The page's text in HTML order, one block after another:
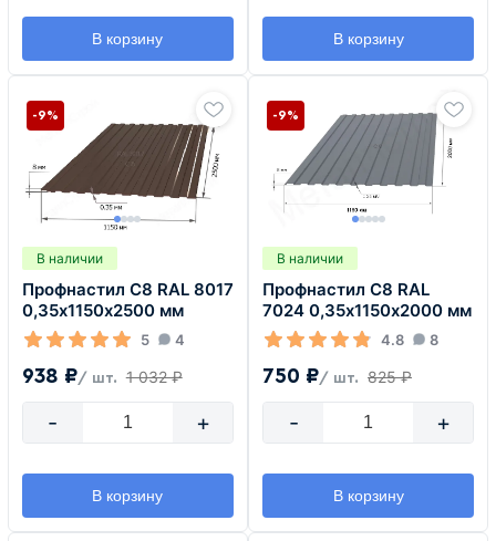
В корзину В корзину
В наличии
Профнастил С8 RAL 8017
0,35х1150х2500 мм
5 4
938 ₽/ шт. 1 032 ₽
-9%
- +
В корзину
В наличии
Профнастил С8 RAL
7024 0,35х1150х2000 мм
4.8 8
750 ₽/ шт. 825 ₽
-9%
- +
В корзину